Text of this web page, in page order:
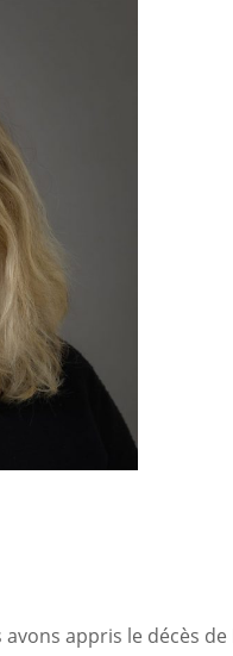
appris le décès